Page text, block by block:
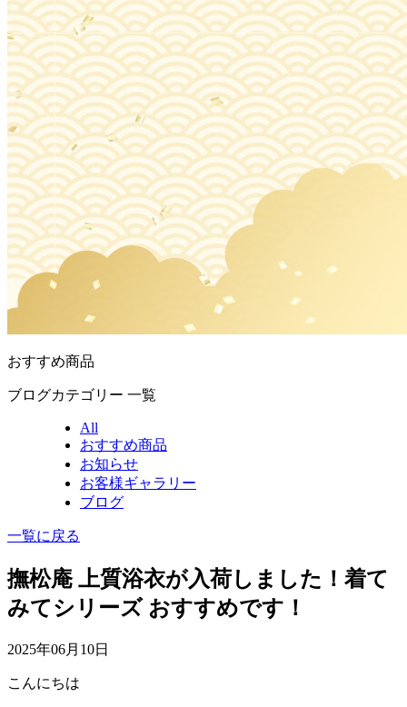
おすすめ商品
ブログカテゴリー 一覧
All
おすすめ商品
お知らせ
お客様ギャラリー
ブログ
一覧に戻る
撫松庵 上質浴衣が入荷しました！着て
みてシリーズ おすすめです！
2025年06月10日
こんにちは